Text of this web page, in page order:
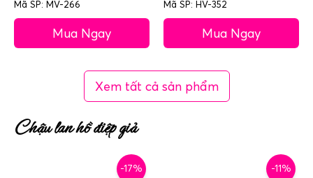
Mã SP: MV-266
Mua Ngay
Mã SP: HV-352
Mua Ngay
Xem tất cả sản phẩm
Chậu lan hồ điệp giả
-17% -11%